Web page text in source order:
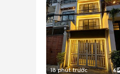
18 phút trước 6